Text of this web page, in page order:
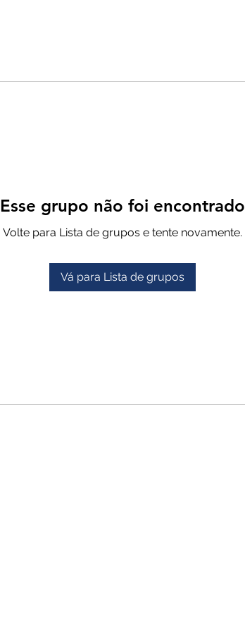
Esse grupo não foi encontrado
Volte para Lista de grupos e tente novamente.
Vá para Lista de grupos